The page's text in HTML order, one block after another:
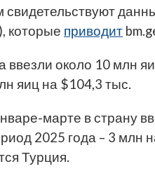
свидетельствуют
которые приводит
около 10 млн
яиц на $104,3 тыс.
марте в страну
2025 года – 3 млн
Турция.